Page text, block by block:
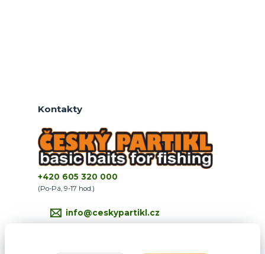
Kontakty
+420 605 320 000
(Po-Pá, 9-17 hod.)
info@ceskypartikl.cz